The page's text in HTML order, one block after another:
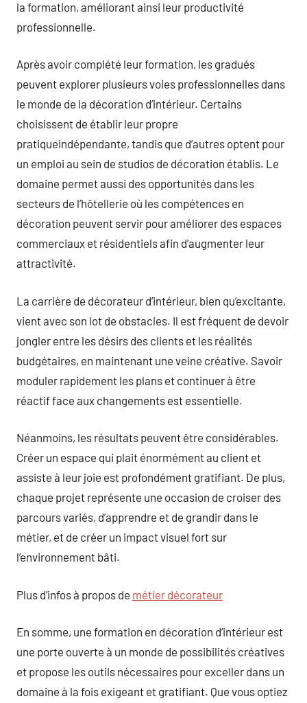
la formation, améliorant ainsi leur productivité
professionnelle.
Après avoir complété leur formation, les gradués
peuvent explorer plusieurs voies professionnelles dans
le monde de la décoration d’intérieur. Certains
choisissent de établir leur propre
pratiqueindépendante, tandis que d’autres optent pour
un emploi au sein de studios de décoration établis. Le
domaine permet aussi des opportunités dans les
secteurs de l’hôtellerie où les compétences en
décoration peuvent servir pour améliorer des espaces
commerciaux et résidentiels afin d’augmenter leur
attractivité.
La carrière de décorateur d’intérieur, bien qu’excitante,
vient avec son lot de obstacles. Il est fréquent de devoir
jongler entre les désirs des clients et les réalités
budgétaires, en maintenant une veine créative. Savoir
moduler rapidement les plans et continuer à être
réactif face aux changements est essentielle.
Néanmoins, les résultats peuvent être considérables.
Créer un espace qui plait énormément au client et
assiste à leur joie est profondément gratifiant. De plus,
chaque projet représente une occasion de croiser des
parcours variés, d’apprendre et de grandir dans le
métier, et de créer un impact visuel fort sur
l’environnement bâti.
Plus d’infos à propos de métier décorateur
En somme, une formation en décoration d’intérieur est
une porte ouverte à un monde de possibilités créatives
et propose les outils nécessaires pour exceller dans un
domaine à la fois exigeant et gratifiant. Que vous optiez